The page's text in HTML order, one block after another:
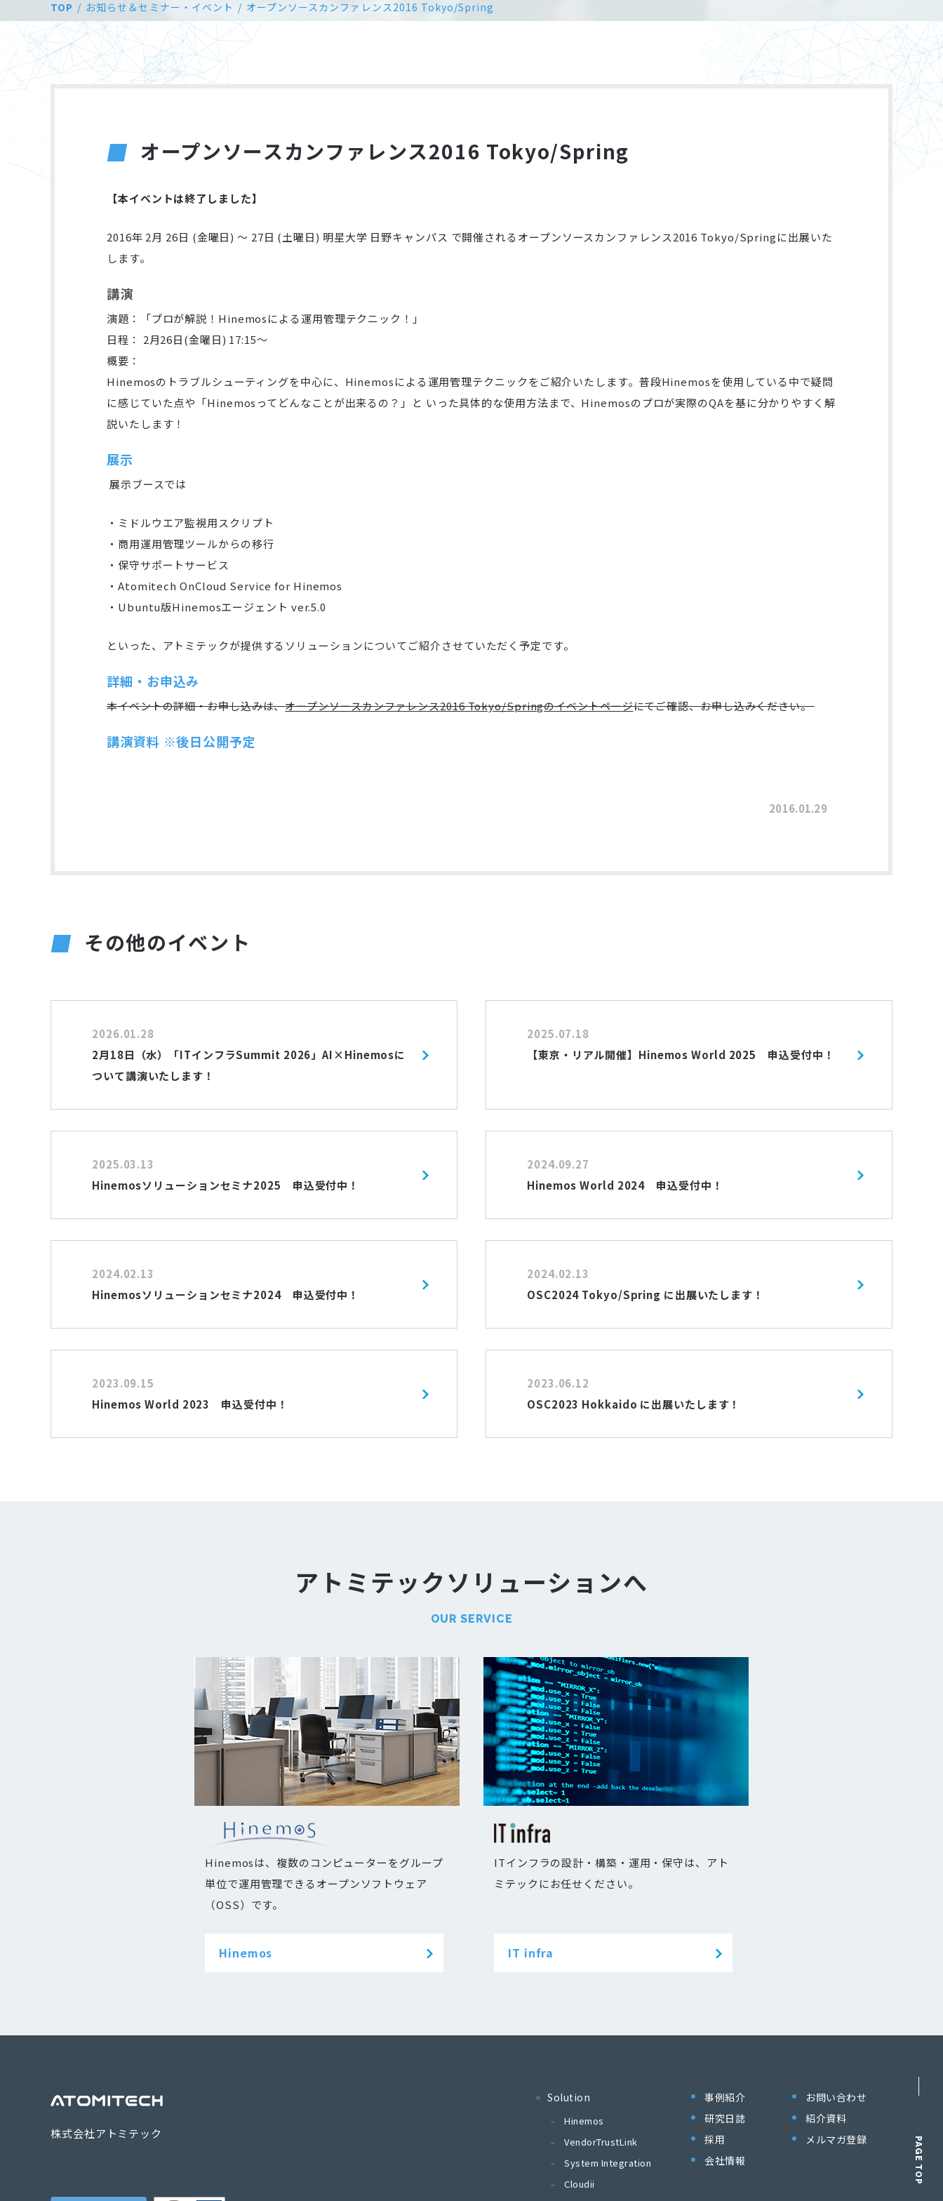
TOP お知らせ＆セミナー・イベント オープンソースカンファレンス2016 Tokyo/Spring
オープンソースカンファレンス2016 Tokyo/Spring
【本イベントは終了しました】
2016年 2月 26日 (金曜日) ～ 27日 (土曜日) 明星大学 日野キャンパス で開催されるオープンソースカンファレンス2016 Tokyo/Springに出展いた
します。
講演
演題：「プロが解説！Hinemosによる運用管理テクニック！」
日程： 2月26日(金曜日) 17:15～
概要：
Hinemosのトラブルシューティングを中心に、Hinemosによる運用管理テクニックをご紹介いたします。普段Hinemosを使用している中で疑問
に感じていた点や「Hinemosってどんなことが出来るの？」と いった具体的な使用方法まで、Hinemosのプロが実際のQAを基に分かりやすく解
説いたします！
展示
展示ブースでは
・ミドルウエア監視用スクリプト
・商用運用管理ツールからの移行
・保守サポートサービス
・Atomitech OnCloud Service for Hinemos
・Ubuntu版Hinemosエージェント ver.5.0
といった、アトミテックが提供するソリューションについてご紹介させていただく予定です。
詳細・お申込み
本イベントの詳細・お申し込みは、オープンソースカンファレンス2016 Tokyo/Springのイベントページにてご確認、お申し込みください。
講演資料 ※後日公開予定
2016.01.29
その他のイベント
2026.01.28
2月18日（水）「ITインフラSummit 2026」AI×Hinemosに
ついて講演いたします！
2025.07.18
【東京・リアル開催】Hinemos World 2025 申込受付中！
2025.03.13
Hinemosソリューションセミナ2025 申込受付中！
2024.09.27
Hinemos World 2024 申込受付中！
2024.02.13
Hinemosソリューションセミナ2024 申込受付中！
2024.02.13
OSC2024 Tokyo/Spring に出展いたします！
2023.09.15
Hinemos World 2023 申込受付中！
2023.06.12
OSC2023 Hokkaido に出展いたします！
アトミテックソリューションへ
OUR SERVICE
Hinemosは、複数のコンピューターをグループ
単位で運用管理できるオープンソフトウェア
（OSS）です。
Hinemos
ITインフラの設計・構築・運用・保守は、アト
ミテックにお任せください。
IT infra
PAGE TOP
株式会社アトミテック
Solution
Hinemos
VendorTrustLink
System Integration
Cloudii
事例紹介
研究日誌
採用
会社情報
お問い合わせ
紹介資料
メルマガ登録